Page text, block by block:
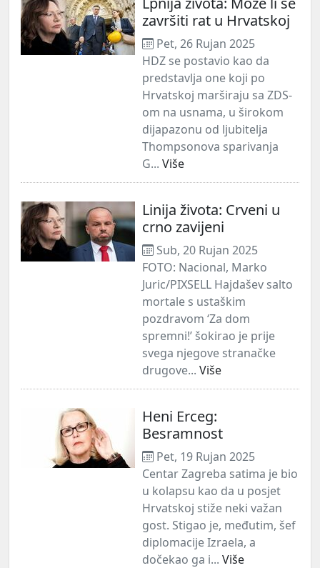
završiti rat u Hrvatskoj
Pet, 26 Rujan 2025
HDZ se postavio kao da
predstavlja one koji po
Hrvatskoj marširaju sa ZDS-
om na usnama, u širokom
dijapazonu od ljubitelja
Thompsonova sparivanja
G... Više
Linija života: Crveni u
crno zavijeni
Sub, 20 Rujan 2025
FOTO: Nacional, Marko
Juric/PIXSELL Hajdašev salto
mortale s ustaškim
pozdravom ‘Za dom
spremni!’ šokirao je prije
svega njegove stranačke
drugove... Više
Heni Erceg:
Besramnost
Pet, 19 Rujan 2025
Centar Zagreba satima je bio
u kolapsu kao da u posjet
Hrvatskoj stiže neki važan
gost. Stigao je, međutim, šef
diplomacije Izraela, a
dočekao ga i... Više